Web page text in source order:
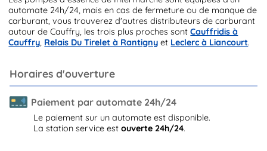
automate 24h/24, mais en cas de fermeture ou de manque de
carburant, vous trouverez d'autres distributeurs de carburant
autour de Cauffry, les trois plus proches sontCauffridis à
Cauffry, Relais Du Tirelet à Rantigny et Leclerc à Liancourt.
Horaires d'ouverture
Paiement par automate 24h/24
Le paiement sur un automate est disponible.
La station service est ouverte 24h/24.